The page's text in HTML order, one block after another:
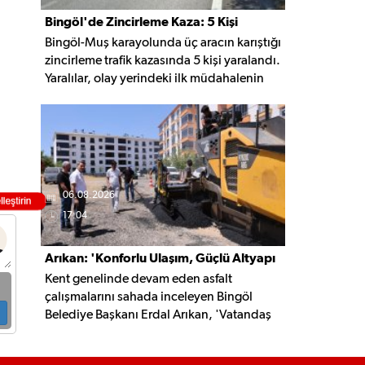
Bingöl'de Zincirleme Kaza: 5 Kişi
Yaralandı
Bingöl-Muş karayolunda üç aracın karıştığı
zincirleme trafik kazasında 5 kişi yaralandı.
Yaralılar, olay yerindeki ilk müdahalenin
06.08.2026
17:04
Arıkan: 'Konforlu Ulaşım, Güçlü Altyapı
İçin Çalışıyoruz'
Kent genelinde devam eden asfalt
çalışmalarını sahada inceleyen Bingöl
Belediye Başkanı Erdal Arıkan, 'Vatandaş